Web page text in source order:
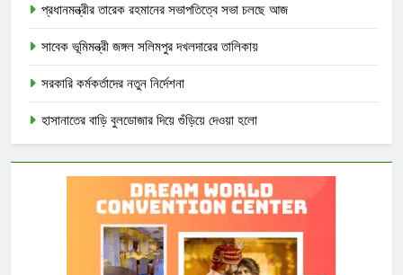
প্রধানমন্ত্রীর তারেক রহমানের সভাপতিত্বে সভা চলছে আজ
সাবেক ভূমিমন্ত্রী জঙ্গল সলিমপুর দখলদারের তালিকায়
সরকারি কর্মকর্তাদের নতুন নির্দেশনা
হাসানাতের বাড়ি বুলডোজার দিয়ে গুঁড়িয়ে দেওয়া হলো